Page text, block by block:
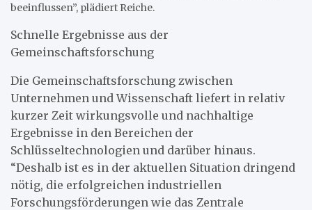
beeinflussen”, plädiert Reiche.
Schnelle Ergebnisse aus der
Gemeinschaftsforschung
Die Gemeinschaftsforschung zwischen
Unternehmen und Wissenschaft liefert in relativ
kurzer Zeit wirkungsvolle und nachhaltige
Ergebnisse in den Bereichen der
Schlüsseltechnologien und darüber hinaus.
“Deshalb ist es in der aktuellen Situation dringend
nötig, die erfolgreichen industriellen
Forschungsförderungen wie das Zentrale